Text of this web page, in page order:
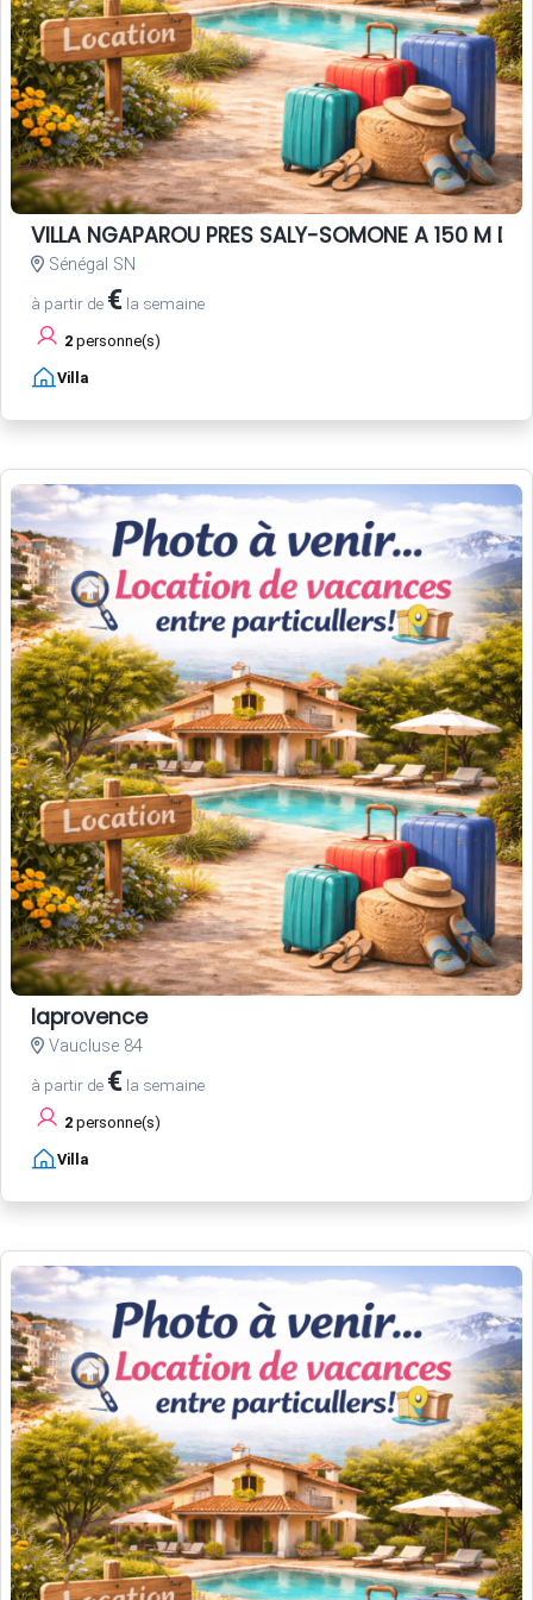
VILLA NGAPAROU PRES SALY-SOMONE A 150 M DE
Sénégal SN
à partir de € la semaine
2 personne(s)
Villa
laprovence
Vaucluse 84
à partir de € la semaine
2 personne(s)
Villa